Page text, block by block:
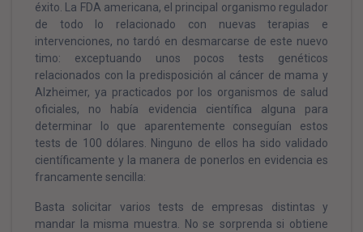
éxito. La FDA americana, el principal organismo regulador
de todo lo relacionado con nuevas terapias e
intervenciones, no tardó en desmarcarse de este nuevo
timo: exceptuando unos pocos tests genéticos
relacionados con la predisposición al cáncer de mama y
Alzheimer, ya practicados por los organismos de salud
oficiales, no había evidencia científica alguna para
determinar lo que aparentemente conseguían estos
tests de 100 dólares. Ninguno de ellos ha sido validado
científicamente y la manera de ponerlos en evidencia es
francamente sencilla:
Basta solicitar varios tests de empresas distintas y
mandar la misma muestra. No se sorprenda si obtiene